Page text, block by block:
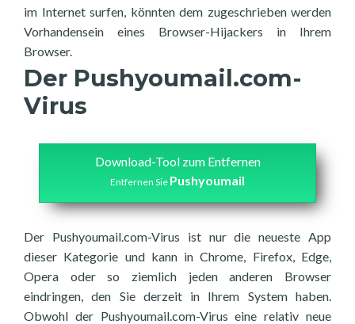
im Internet surfen, könnten dem zugeschrieben werden
Vorhandensein eines Browser-Hijackers in Ihrem
Browser.
Der Pushyoumail.com-
Virus
Download-Tool zum Entfernen
Entfernen Sie Pushyoumail
Der Pushyoumail.com-Virus ist nur die neueste App
dieser Kategorie und kann in Chrome, Firefox, Edge,
Opera oder so ziemlich jeden anderen Browser
eindringen, den Sie derzeit in Ihrem System haben.
Obwohl der Pushyoumail.com-Virus eine relativ neue